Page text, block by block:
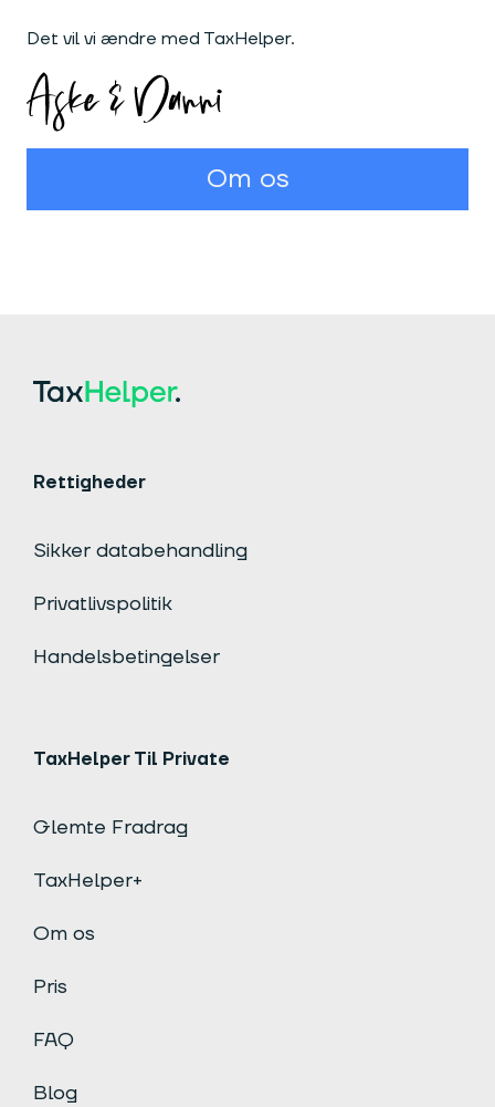
Det vil vi ændre med TaxHelper.
Om os
Rettigheder
Sikker databehandling
Privatlivspolitik
Handelsbetingelser
TaxHelper Til Private
Glemte Fradrag
TaxHelper+
Om os
Pris
FAQ
Blog